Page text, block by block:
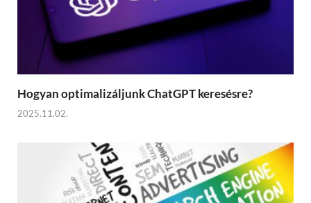
Hogyan optimalizáljunk ChatGPT keresésre?
2025.11.02.